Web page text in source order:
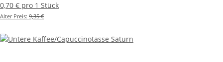
0,70 € pro 1 Stück
Alter Preis: 9,35 €